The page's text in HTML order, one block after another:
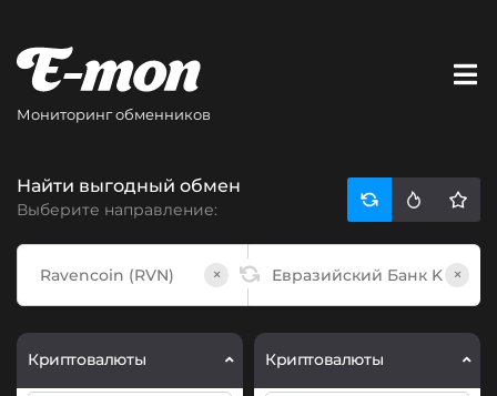
Мониторинг обменников
Найти выгодный обмен
Выберите направление:
× ×
Криптовалюты Криптовалюты